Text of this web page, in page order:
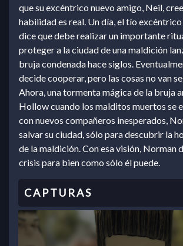
que su excéntrico nuevo amigo, Neil,
habilidad es real. Un día, el tío
dice que debe realizar un importante
proteger a la ciudad de una maldición
bruja condenada hace siglos.
decide cooperar, pero las cosas no van
Ahora, una tormenta mágica de la bruja
Hollow cuando los malditos muertos se
con nuevos compañeros inesperados,
salvar su ciudad, sólo para descubrir la
de la maldición. Con esa visión, Norman
crisis para bien como sólo él puede.